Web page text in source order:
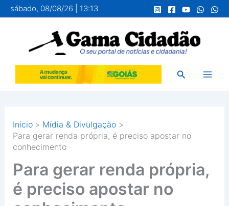
para
conteúdo
sábado, 08/08/26 | 13:13
Pesquisar
Início
Mídia & Divulgação
Para gerar renda própria, é preciso apostar no
conhecimento
Para gerar renda própria,
é preciso apostar no